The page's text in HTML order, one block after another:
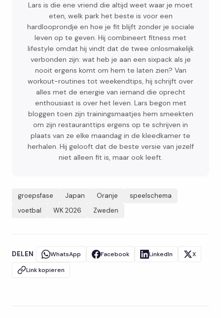
Lars is die ene vriend die altijd weet waar je moet
eten, welk park het beste is voor een
hardlooprondje en hoe je fit blijft zonder je sociale
leven op te geven. Hij combineert fitness met
lifestyle omdat hij vindt dat de twee onlosmakelijk
verbonden zijn: wat heb je aan een sixpack als je
nooit ergens komt om hem te laten zien? Van
workout-routines tot weekendtips, hij schrijft over
alles met de energie van iemand die oprecht
enthousiast is over het leven. Lars begon met
bloggen toen zijn trainingsmaatjes hem smeekten
om zijn restauranttips ergens op te schrijven in
plaats van ze elke maandag in de kleedkamer te
herhalen. Hij gelooft dat de beste versie van jezelf
niet alleen fit is, maar ook leeft.
groepsfase Japan Oranje
speelschema
voetbal
WK 2026 Zweden
DELEN WhatsApp Facebook LinkedIn
X
Link kopieren